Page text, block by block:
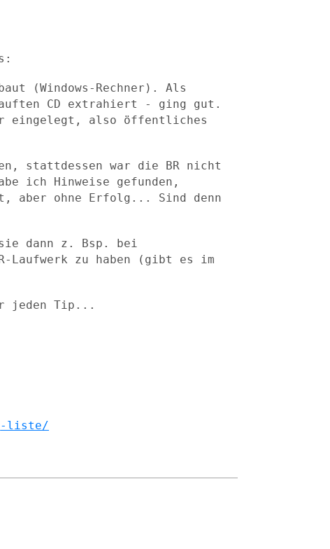
(Windows-Rechner). Als
CD extrahiert - ging gut.
eingelegt, also öffentliches
stattdessen war die BR nicht
ich Hinweise gefunden,
aber ohne Erfolg... Sind denn
sie dann z. Bsp. bei
Laufwerk zu haben (gibt es im
jeden Tip...
liste/